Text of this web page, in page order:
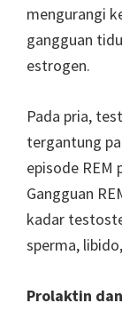
mengurangi
gangguan
estrogen.
Pada pria,
tergantung
episode REM
Gangguan
kadar
sperma,
Prolaktin